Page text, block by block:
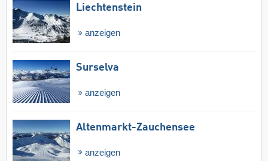
Liechtenstein
anzeigen
Surselva
anzeigen
Altenmarkt-Zauchensee
anzeigen